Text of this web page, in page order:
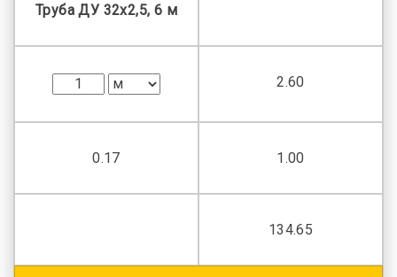
Труба ДУ 32х2,5, 6 м
2.60
0.17 1.00
134.65